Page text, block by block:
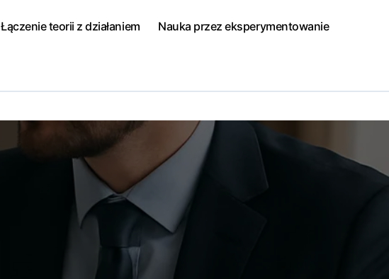
Łączenie teorii z działaniem Nauka przez eksperymentowanie